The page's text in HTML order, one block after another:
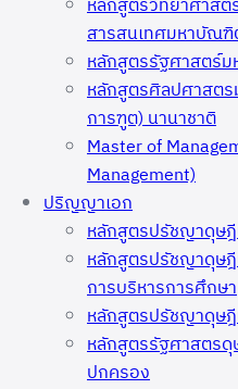
สารสนเทศมหาบัณ
หลักสูตรรัฐศาสตร์
หลักสูตรศิลปศาสต
การฑูต) นานาชาติ
Master of
Management)
ปริญญาเอก
หลักสูตรปรัชญาดุษ
หลักสูตรปรัชญาดุษ
การบริหารการศึกษา
หลักสูตรปรัชญาดุษ
หลักสูตรรัฐศาสตร
ปกครอง